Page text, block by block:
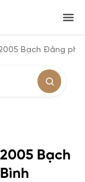
Bạch Đằng
Bạch